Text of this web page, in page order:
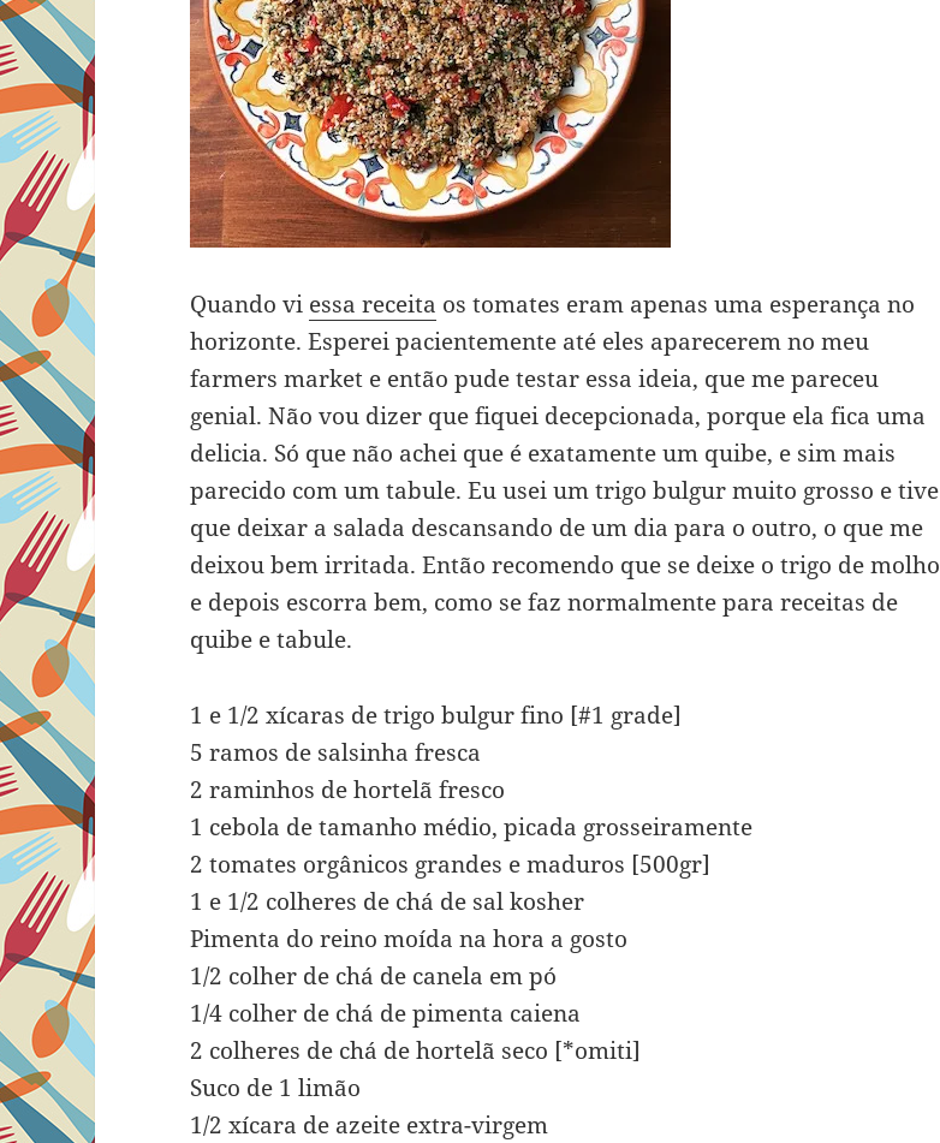
Quando vi essa receita os tomates eram apenas uma esperança no
horizonte. Esperei pacientemente até eles aparecerem no meu
farmers market e então pude testar essa ideia, que me pareceu
genial. Não vou dizer que fiquei decepcionada, porque ela fica uma
delicia. Só que não achei que é exatamente um quibe, e sim mais
parecido com um tabule. Eu usei um trigo bulgur muito grosso e tive
que deixar a salada descansando de um dia para o outro, o que me
deixou bem irritada. Então recomendo que se deixe o trigo de molho
e depois escorra bem, como se faz normalmente para receitas de
quibe e tabule.
1 e 1/2 xícaras de trigo bulgur fino [#1 grade]
5 ramos de salsinha fresca
2 raminhos de hortelã fresco
1 cebola de tamanho médio, picada grosseiramente
2 tomates orgânicos grandes e maduros [500gr]
1 e 1/2 colheres de chá de sal kosher
Pimenta do reino moída na hora a gosto
1/2 colher de chá de canela em pó
1/4 colher de chá de pimenta caiena
2 colheres de chá de hortelã seco [*omiti]
Suco de 1 limão
1/2 xícara de azeite extra-virgem